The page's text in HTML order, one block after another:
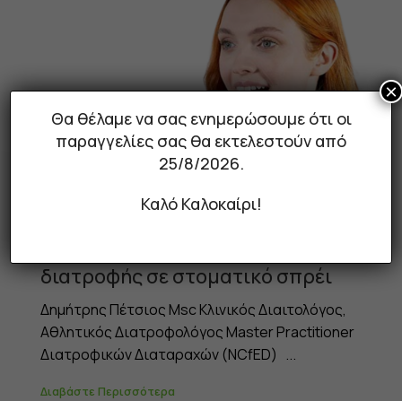
διατροφής σε στοματικό σπρέι
Δημήτρης Πέτσιος Msc Κλινικός Διαιτολόγος,
Αθλητικός Διατροφολόγος Master Practitioner
Διατροφικών Διαταραχών (NCfED) ...
Διαβάστε Περισσότερα
Θα θέλαμε να σας ενημερώσουμε ότι οι
παραγγελίες σας θα εκτελεστούν από
25/8/2026.
Καλό Καλοκαίρι!
×